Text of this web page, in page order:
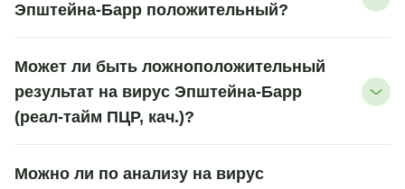
Эпштейна-Барр положительный?
Может ли быть ложноположительный
результат на вирус Эпштейна-Барр
(реал-тайм ПЦР, кач.)?
Можно ли по анализу на вирус